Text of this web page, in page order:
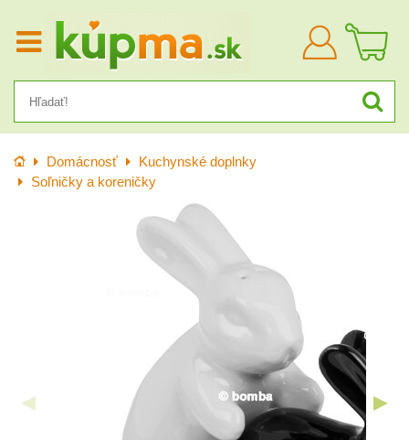
Prihlásiť
sa
Úvod Domácnosť
Kuchynské doplnky
Soľničky a koreničky